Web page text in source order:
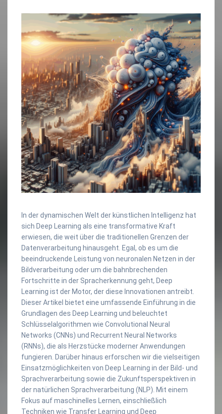
In der dynamischen Welt der künstlichen Intelligenz hat
sich Deep Learning als eine transformative Kraft
erwiesen, die weit über die traditionellen Grenzen der
Datenverarbeitung hinausgeht. Egal, ob es um die
beeindruckende Leistung von neuronalen Netzen in der
Bildverarbeitung oder um die bahnbrechenden
Fortschritte in der Spracherkennung geht, Deep
Learning ist der Motor, der diese Innovationen antreibt.
Dieser Artikel bietet eine umfassende Einführung in die
Grundlagen des Deep Learning und beleuchtet
Schlüsselalgorithmen wie Convolutional Neural
Networks (CNNs) und Recurrent Neural Networks
(RNNs), die als Herzstücke moderner Anwendungen
fungieren. Darüber hinaus erforschen wir die vielseitigen
Einsatzmöglichkeiten von Deep Learning in der Bild- und
Sprachverarbeitung sowie die Zukunftsperspektiven in
der natürlichen Sprachverarbeitung (NLP). Mit einem
Fokus auf maschinelles Lernen, einschließlich
Techniken wie Transfer Learning und Deep